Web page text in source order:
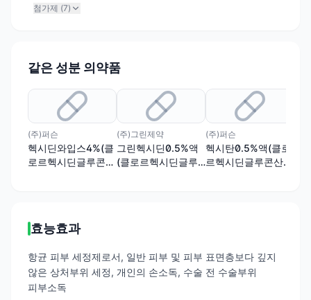
첨가제 (7)
같은 성분 의약품
(주)퍼슨
헥시딘와입스4%(클
로르헥시딘글루콘산
(주)그린제약
그린헥시딘0.5%액
(클로르헥시딘글루
(주)퍼슨
헥시탄0.5%액(클로
르헥시딘글루콘산염
효능효과
항균 피부 세정제로서, 일반 피부 및 피부 표면층보다 깊지
않은 상처부위 세정, 개인의 손소독, 수술 전 수술부위
피부소독